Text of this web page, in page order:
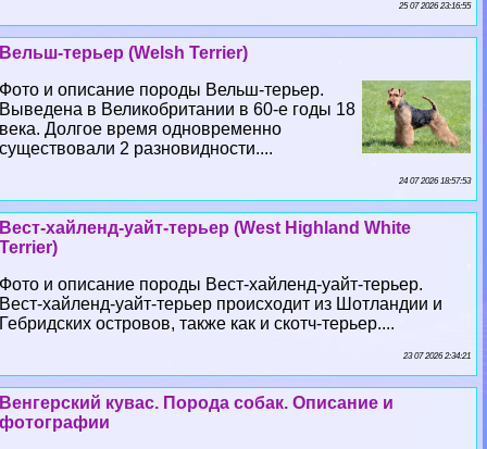
25 07 2026 23:16:55
Вельш-терьер (Welsh Terrier)
Фото и описание породы Вельш-терьер.
Выведена в Великобритании в 60-е годы 18
века. Долгое время одновременно
существовали 2 разновидности....
24 07 2026 18:57:53
Вест-хайленд-уайт-терьер (West Highland White
Terrier)
Фото и описание породы Вест-хайленд-уайт-терьер.
Вест-хайленд-уайт-терьер происходит из Шотландии и
Гебридских островов, также как и скотч-терьер....
23 07 2026 2:34:21
Венгерский кувас. Порода собак. Описание и
фотографии